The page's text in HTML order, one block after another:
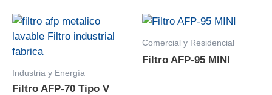
Industria y Energía
Filtro AFP-70 Tipo V
Comercial y Residencial
Filtro AFP-95 MINI